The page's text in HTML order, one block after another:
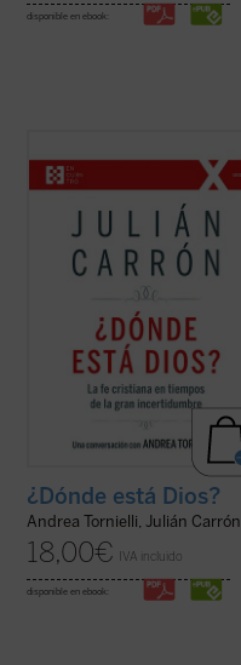
disponible en ebook:
vaticanista Andrea Tornielli, Julián Carrón -
-responsable de Comunión y Liberación
y otras muchas cuestiones sobre el núcleo
(ver ficha)
¿Dónde está Dios?
Andrea Tornielli, Julián Carrón
18,00€ IVA incluido
disponible en ebook: